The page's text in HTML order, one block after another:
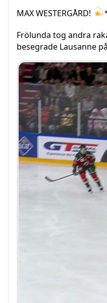
MAX WESTERGÅRD!
Frölunda tog andra
besegrade Lausanne